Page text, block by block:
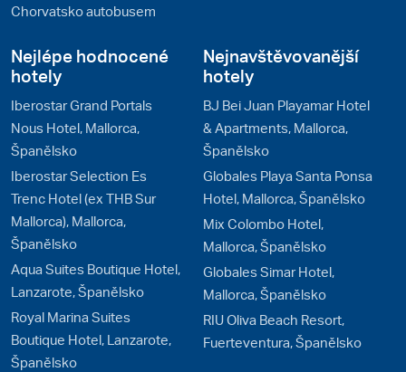
Chorvatsko autobusem
Nejlépe hodnocené
hotely
Iberostar Grand Portals
Nous Hotel, Mallorca,
Španělsko
Iberostar Selection Es
Trenc Hotel (ex THB Sur
Mallorca), Mallorca,
Španělsko
Aqua Suites Boutique Hotel,
Lanzarote, Španělsko
Royal Marina Suites
Boutique Hotel, Lanzarote,
Španělsko
Nejnavštěvovanější
hotely
BJ Bei Juan Playamar Hotel
& Apartments, Mallorca,
Španělsko
Globales Playa Santa Ponsa
Hotel, Mallorca, Španělsko
Mix Colombo Hotel,
Mallorca, Španělsko
Globales Simar Hotel,
Mallorca, Španělsko
RIU Oliva Beach Resort,
Fuerteventura, Španělsko